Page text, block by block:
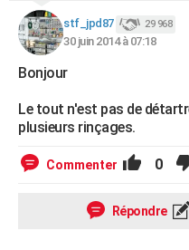
Carte de Noël
Carte Bonne année
Carte Saint-Valentin
Carte Pâques
Carte d'anniversaire
DICTIONNAIRE
Dictionnaire
Biographies
Citations
Expressions
Proverbes
S'inscrire
Se connecter
Lycées
Collèges
Primaires
Universités
Entreprises
Service militaire
Avis de recherche
AVIS DE DÉCÈS
FORUM
stf_jpd87 29 968
30 juin 2014 à 07:18
Bonjour
Le tout n'est pas de
plusieurs rinçages.
Commenter 0
Répondre